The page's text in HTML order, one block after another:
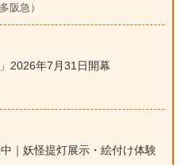
阪急）
2026年7月31日開幕
｜妖怪提灯展示・絵付け体験